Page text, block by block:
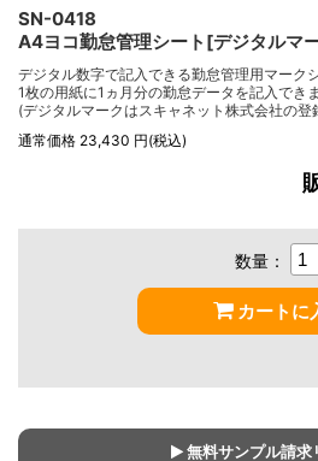
SN-0418
A4ヨコ勤怠管理シート[デジタルマ
デジタル数字で記入できる勤怠管理用マーク
1枚の用紙に1ヵ月分の勤怠データを記入できま
(デジタルマークはスキャネット株式会社の登
通常価格 23,430 円(税込)
数量：
カートに
無料サンプル請求